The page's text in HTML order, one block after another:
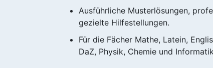
Ausführliche Musterlösungen,
gezielte Hilfestellungen.
Für die Fächer Mathe, Latein,
DaZ, Physik, Chemie und